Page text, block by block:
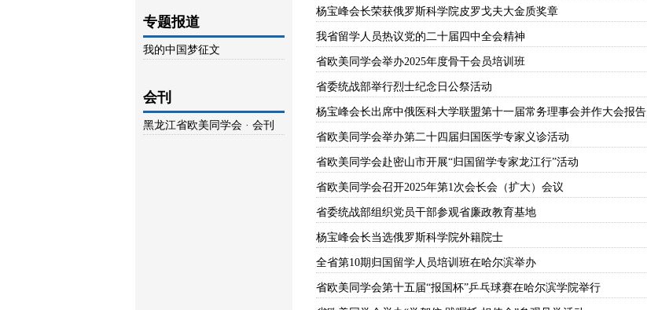
专题报道
我的中国梦征文
会刊
黑龙江省欧美同学会 · 会刊
杨宝峰会长荣获俄罗斯科学院皮罗戈夫大金质奖章
我省留学人员热议党的二十届四中全会精神
省欧美同学会举办2025年度骨干会员培训班
省委统战部举行烈士纪念日公祭活动
杨宝峰会长出席中俄医科大学联盟第十一届常务理事会并作大会报告
省欧美同学会举办第二十四届归国医学专家义诊活动
省欧美同学会赴密山市开展“归国留学专家龙江行”活动
省欧美同学会召开2025年第1次会长会（扩大）会议
省委统战部组织党员干部参观省廉政教育基地
杨宝峰会长当选俄罗斯科学院外籍院士
全省第10期归国留学人员培训班在哈尔滨举办
省欧美同学会第十五届“报国杯”乒乓球赛在哈尔滨学院举行